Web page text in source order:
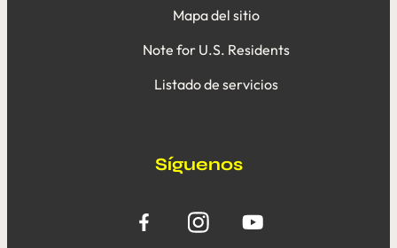
Mapa del sitio
Note for U.S. Residents
Listado de servicios
Síguenos